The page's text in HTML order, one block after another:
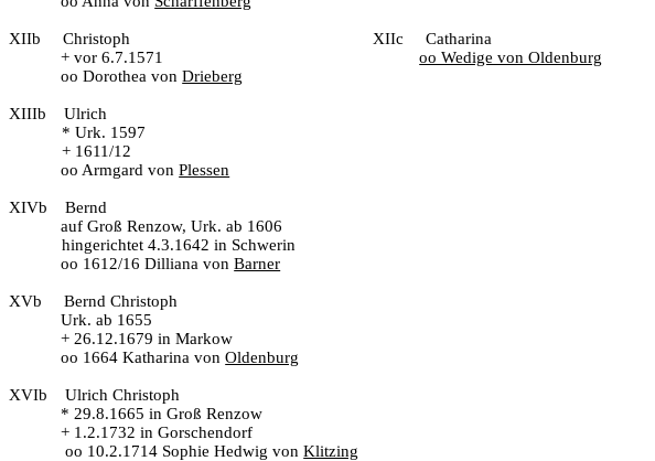
XIIb Christoph XIIc
Catharina
+ vor 6.7.1571
oo Wedige von Oldenburg
oo Dorothea vonDrieberg
XIIIb
Ulrich
* Urk. 1597
+ 1611/12
oo Armgard vonPlessen
XIVb
Bernd
auf Groß Renzow, Urk. ab 1606
hingerichtet 4.3.1642 in Schwerin
oo 1612/16 Dilliana vonBarner
XVb
Bernd Christoph
Urk. ab 1655
+ 26.12.1679 in Markow
oo 1664 Katharina vonOldenburg
XVIb
Ulrich Christoph
* 29.8.1665 in Groß Renzow
+ 1.2.1732 in Gorschendorf
oo 10.2.1714 Sophie Hedwig vonKlitzing